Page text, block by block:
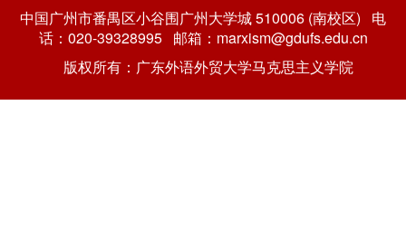
中国广州市番禺区小谷围广州大学城 510006 (南校区) 电
话：020-39328995 邮箱：marxism@gdufs.edu.cn
版权所有：广东外语外贸大学马克思主义学院